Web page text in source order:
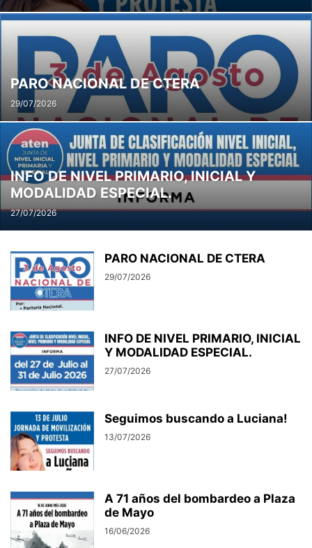
PARO NACIONAL DE CTERA
29/07/2026
INFO DE NIVEL PRIMARIO, INICIAL Y
MODALIDAD ESPECIAL.
27/07/2026
PARO NACIONAL DE CTERA
29/07/2026
INFO DE NIVEL PRIMARIO, INICIAL
Y MODALIDAD ESPECIAL.
27/07/2026
Seguimos buscando a Luciana!
13/07/2026
A 71 años del bombardeo a Plaza
de Mayo
16/06/2026